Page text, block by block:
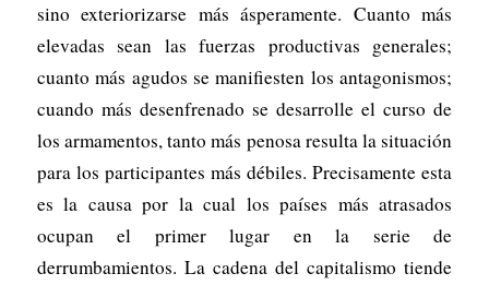
sino exteriorizarse más ásperamente. Cuanto más
elevadas sean las fuerzas productivas generales;
cuanto más agudos se manifiesten los antagonismos;
cuando más desenfrenado se desarrolle el curso de
los armamentos, tanto más penosa resulta la situación
para los participantes más débiles. Precisamente esta
es la causa por la cual los países más atrasados
ocupan el primer lugar en la serie de
derrumbamientos. La cadena del capitalismo tiende